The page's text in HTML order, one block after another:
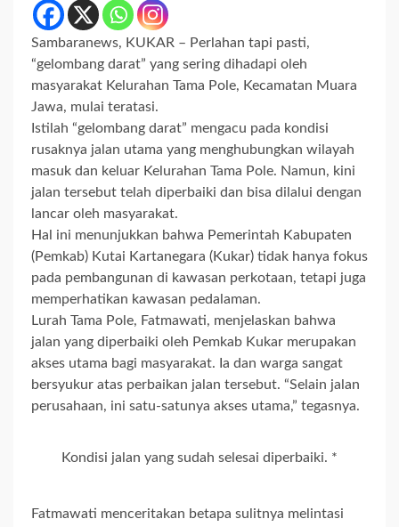
Sambaranews, KUKAR – Perlahan tapi pasti,
“gelombang darat” yang sering dihadapi oleh
masyarakat Kelurahan Tama Pole, Kecamatan Muara
Jawa, mulai teratasi.
Istilah “gelombang darat” mengacu pada kondisi
rusaknya jalan utama yang menghubungkan wilayah
masuk dan keluar Kelurahan Tama Pole. Namun, kini
jalan tersebut telah diperbaiki dan bisa dilalui dengan
lancar oleh masyarakat.
Hal ini menunjukkan bahwa Pemerintah Kabupaten
(Pemkab) Kutai Kartanegara (Kukar) tidak hanya fokus
pada pembangunan di kawasan perkotaan, tetapi juga
memperhatikan kawasan pedalaman.
Lurah Tama Pole, Fatmawati, menjelaskan bahwa
jalan yang diperbaiki oleh Pemkab Kukar merupakan
akses utama bagi masyarakat. Ia dan warga sangat
bersyukur atas perbaikan jalan tersebut. “Selain jalan
perusahaan, ini satu-satunya akses utama,” tegasnya.
Kondisi jalan yang sudah selesai diperbaiki. *
Fatmawati menceritakan betapa sulitnya melintasi